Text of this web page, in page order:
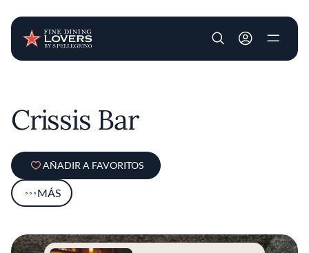
User account
Crissis Bar
AÑADIR A FAVORITOS
MÁS